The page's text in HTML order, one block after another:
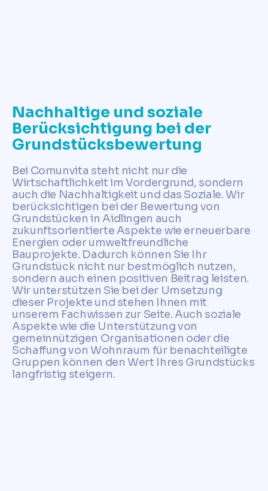
Nachhaltige und soziale
Berücksichtigung bei der
Grundstücksbewertung
Bei Comunvita steht nicht nur die
Wirtschaftlichkeit im Vordergrund, sondern
auch die Nachhaltigkeit und das Soziale. Wir
berücksichtigen bei der Bewertung von
Grundstücken in Aidlingen auch
zukunftsorientierte Aspekte wie erneuerbare
Energien oder umweltfreundliche
Bauprojekte. Dadurch können Sie Ihr
Grundstück nicht nur bestmöglich nutzen,
sondern auch einen positiven Beitrag leisten.
Wir unterstützen Sie bei der Umsetzung
dieser Projekte und stehen Ihnen mit
unserem Fachwissen zur Seite. Auch soziale
Aspekte wie die Unterstützung von
gemeinnützigen Organisationen oder die
Schaffung von Wohnraum für benachteiligte
Gruppen können den Wert Ihres Grundstücks
langfristig steigern.